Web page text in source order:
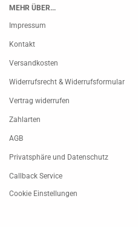
MEHR ÜBER...
Impressum
Kontakt
Versandkosten
Widerrufsrecht & Widerrufsformular
Vertrag widerrufen
Zahlarten
AGB
Privatsphäre und Datenschutz
Callback Service
Cookie Einstellungen